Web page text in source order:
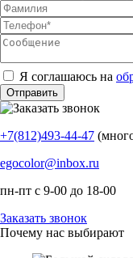
Я соглашаюсь на
+7(812)493-44-47
egocolor@inbox.ru
пн-пт с 9-00 до 18-00
Заказать звонок
Почему нас выбирают